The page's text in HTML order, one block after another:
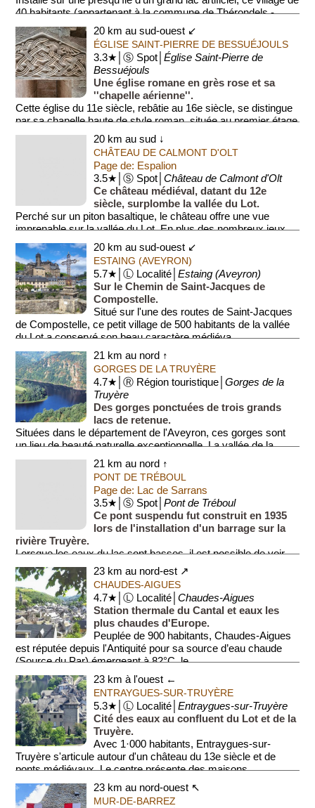
40 habitants (appartenant à la commune de Thérondels -
environ 350 habitants) se dist...
20 km au sud-ouest ↙
ÉGLISE SAINT-PIERRE DE BESSUÉJOULS
3.3★│Ⓢ Spot│Église Saint-Pierre de
Bessuéjouls
Une église romane en grès rose et sa
''chapelle aérienne''.
Cette église du 11e siècle, rebâtie au 16e siècle, se distingue
par sa chapelle haute de style roman, située au premier étage
du cloche...
20 km au sud ↓
CHÂTEAU DE CALMONT D'OLT
Page de: Espalion
3.5★│Ⓢ Spot│Château de Calmont d'Olt
Ce château médiéval, datant du 12e
siècle, surplombe la vallée du Lot.
Perché sur un piton basaltique, le château offre une vue
imprenable sur la vallée du Lot. En plus des nombreux jeux
médiév...
20 km au sud-ouest ↙
ESTAING (AVEYRON)
5.7★│Ⓛ Localité│Estaing (Aveyron)
Sur le Chemin de Saint-Jacques de
Compostelle.
Situé sur l'une des routes de Saint-Jacques
de Compostelle, ce petit village de 500 habitants de la vallée
du Lot a conservé son beau caractère médiéva...
21 km au nord ↑
GORGES DE LA TRUYÈRE
4.7★│Ⓡ Région touristique│Gorges de la
Truyère
Des gorges ponctuées de trois grands
lacs de retenue.
Situées dans le département de l'Aveyron, ces gorges sont
un lieu de beauté naturelle exceptionnelle. La vallée de la
rivière Truyère se déploi...21 km au nord ↑
PONT DE TRÉBOUL
Page de: Lac de Sarrans
3.5★│Ⓢ Spot│Pont de Tréboul
Ce pont suspendu fut construit en 1935
lors de l'installation d'un barrage sur la
rivière Truyère.
Lorsque les eaux du lac sont basses, il est possible de voir
l'ancien pont de pierre construit au...
23 km au nord-est ↗
CHAUDES-AIGUES
4.7★│Ⓛ Localité│Chaudes-Aigues
Station thermale du Cantal et eaux les
plus chaudes d'Europe.
Peuplée de 900 habitants, Chaudes-Aigues
est réputée depuis l'Antiquité pour sa source d’eau chaude
(Source du Par) émergeant à 82°C, le...
23 km à l'ouest ←
ENTRAYGUES-SUR-TRUYÈRE
5.3★│Ⓛ Localité│Entraygues-sur-Truyère
Cité des eaux au confluent du Lot et de la
Truyère.
Avec 1·000 habitants, Entraygues-sur-
Truyère s'articule autour d'un château du 13e siècle et de
ponts médiévaux. Le centre présente des maisons ...
23 km au nord-ouest ↖
MUR-DE-BARREZ